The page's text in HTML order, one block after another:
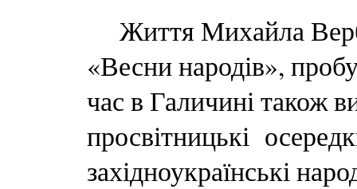
Життя Михайла
«Весни народів»,
час в Галичині також
просвітницькі
західноукраїнські